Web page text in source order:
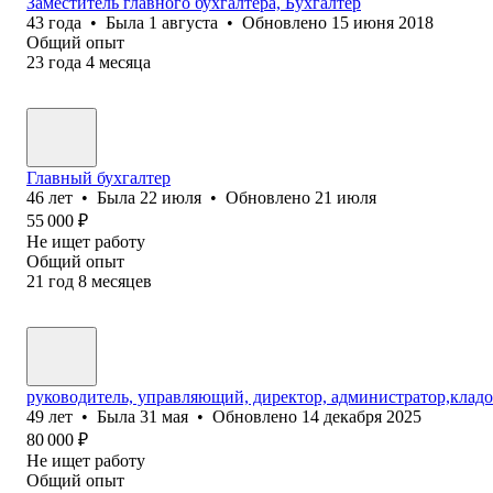
43 года • Была 1 августа • Обновлено 15 июня 2018
Общий опыт
23 года 4 месяца
Главный бухгалтер
46 лет • Была 22 июля • Обновлено 21 июля
55 000 ₽
Не ищет работу
Общий опыт
21 год 8 месяцев
руководитель, управляющий, директор,
49 лет • Была 31 мая • Обновлено 14 декабря 2025
80 000 ₽
Не ищет работу
Общий опыт